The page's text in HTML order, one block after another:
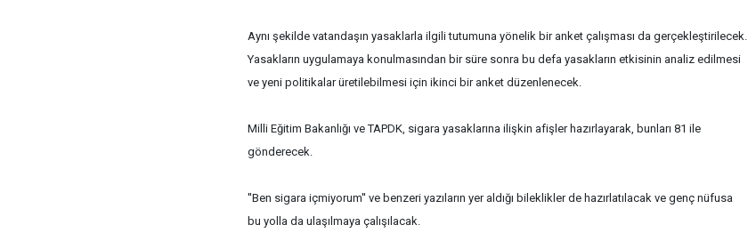
Aynı şekilde vatandaşın yasaklarla ilgili tutumuna yönelik bir anket çalışması da gerçekleştirilecek.
Yasakların uygulamaya konulmasından bir süre sonra bu defa yasakların etkisinin analiz edilmesi
ve yeni politikalar üretilebilmesi için ikinci bir anket düzenlenecek.
Milli Eğitim Bakanlığı ve TAPDK, sigara yasaklarına ilişkin afişler hazırlayarak, bunları 81 ile
gönderecek.
''Ben sigara içmiyorum'' ve benzeri yazıların yer aldığı bileklikler de hazırlatılacak ve genç nüfusa
bu yolla da ulaşılmaya çalışılacak.